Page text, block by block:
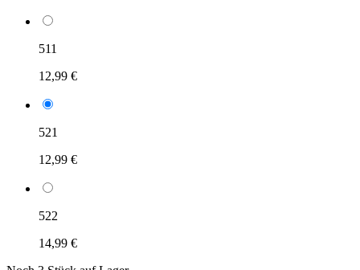
511
12,99 €
521
12,99 €
522
14,99 €